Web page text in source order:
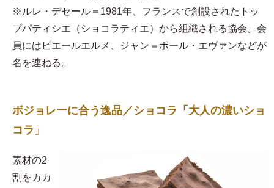
※ルレ・デセール＝1981年、フランスで創設されたトッ
プパティシエ（ショコラティエ）から組織される協会。会
員にはピエールエルメ、ジャン＝ポール・エヴァンなどが
名を連ねる。
ボジョレーに合う逸品／ショコラ「大人の濃いショ
コラ」
素材の2
割をカカ